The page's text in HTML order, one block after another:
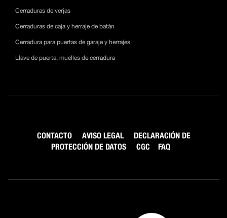
Cerraduras de verjas
Cerraduras de caja y herraje de batán
Cerradura para puertas de garaje y herrajes
Llave de puerta, muelles de cerradura
CONTACTO AVISO LEGAL
DECLARACIÓN DE
PROTECCIÓN DE DATOS
CGC FAQ